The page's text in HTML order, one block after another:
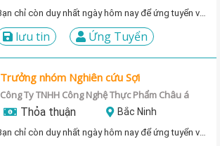
Bạn chỉ còn duy nhất ngày hôm nay để ứng tuyển vị trí này!
lưu tin Ứng Tuyển
Trưởng nhóm Nghiên cứu Sợi
Công Ty TNHH Công Nghệ Thực Phẩm Châu á
Thỏa thuận Bắc Ninh
Bạn chỉ còn duy nhất ngày hôm nay để ứng tuyển vị trí này!